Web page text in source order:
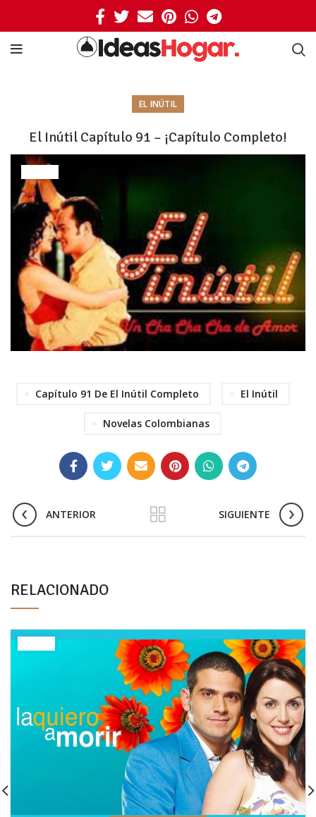
EL INÚTIL
El Inútil Capítulo 91 – ¡Capítulo Completo!
Capítulo 91 De El Inútil Completo El Inútil
Novelas Colombianas
ANTERIOR SIGUIENTE
RELACIONADO